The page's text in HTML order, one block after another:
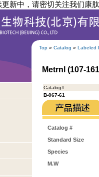
新中，请密切关注我们康
Top » Catalog » Labeled
Metrnl (107-
Catalog#
B-067-61
Catalog #
Standard Size
Species
M.W